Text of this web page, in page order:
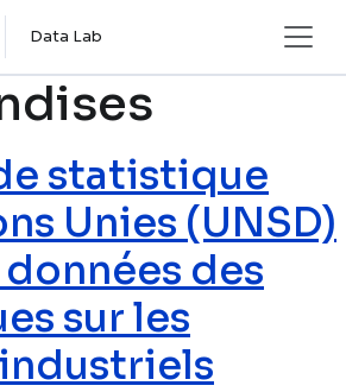
Data Lab
statistique
Unies (UNSD)
données des
sur les